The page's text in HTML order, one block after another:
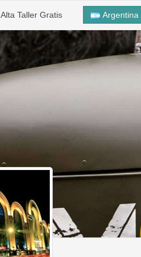
Alta Taller Gratis Argentina